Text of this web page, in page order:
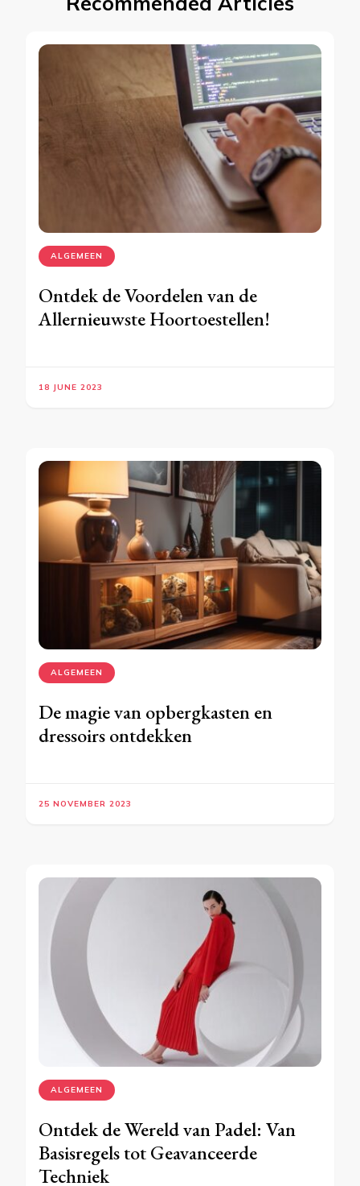
ALGEMEEN
Ontdek de Voordelen van de
Allernieuwste Hoortoestellen!
18 JUNE 2023
ALGEMEEN
De magie van opbergkasten en
dressoirs ontdekken
25 NOVEMBER 2023
ALGEMEEN
Ontdek de Wereld van Padel: Van
Basisregels tot Geavanceerde
Techniek